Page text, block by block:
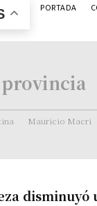
PORTADA
Mauricio Macri
disminuyó